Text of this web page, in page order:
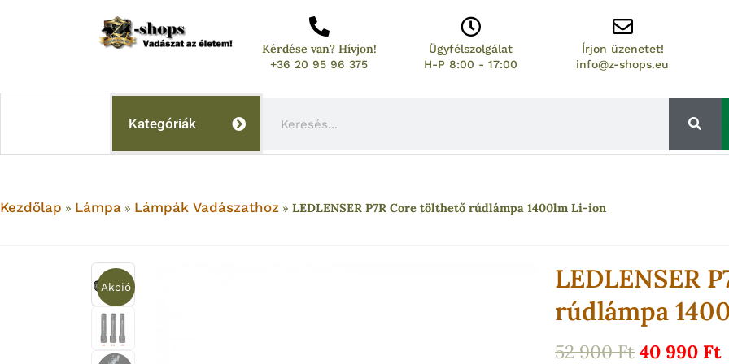
Kérdése van? Hívjon!
+36 20 95 96 375
Ügyfélszolgálat
H-P 8:00 - 17:00
Írjon üzenetet!
info@z-shops.eu
Kategóriák
Kezdőlap » Lámpa » Lámpák Vadászathoz » LEDLENSER P7R Core tölthető rúdlámpa 1400lm Li-ion
Akció
LEDLENSER
rúdlámpa
52 900Ft Original
40 990 Ft